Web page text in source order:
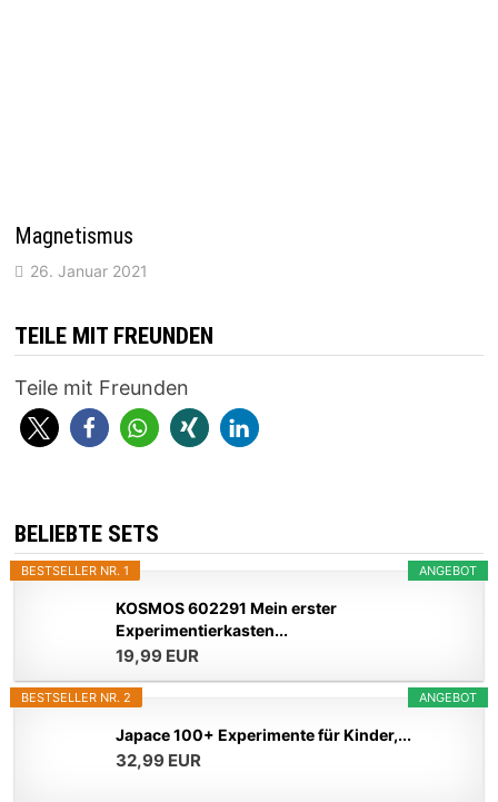
Magnetismus
26. Januar 2021
TEILE MIT FREUNDEN
Teile mit Freunden
BELIEBTE SETS
ANGEBOT
BESTSELLER NR. 1
KOSMOS 602291 Mein erster
Experimentierkasten...
19,99 EUR
ANGEBOT
BESTSELLER NR. 2
Japace 100+ Experimente für Kinder,...
32,99 EUR